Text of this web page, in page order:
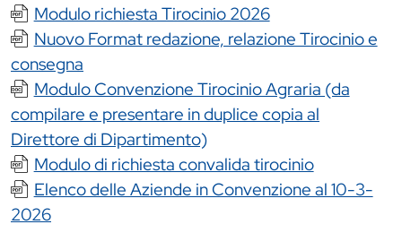
Documento
Modulo richiesta Tirocinio 2026
Documento
Nuovo Format redazione, relazione Tirocinio e
consegna
Documento
Modulo Convenzione Tirocinio Agraria (da
compilare e presentare in duplice copia al
Direttore di Dipartimento)
Documento
Modulo di richiesta convalida tirocinio
Documento
Elenco delle Aziende in Convenzione al 10-3-
2026